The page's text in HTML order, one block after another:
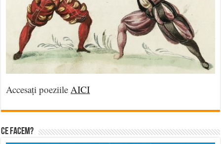
Accesați poeziile AICI
Ce facem?